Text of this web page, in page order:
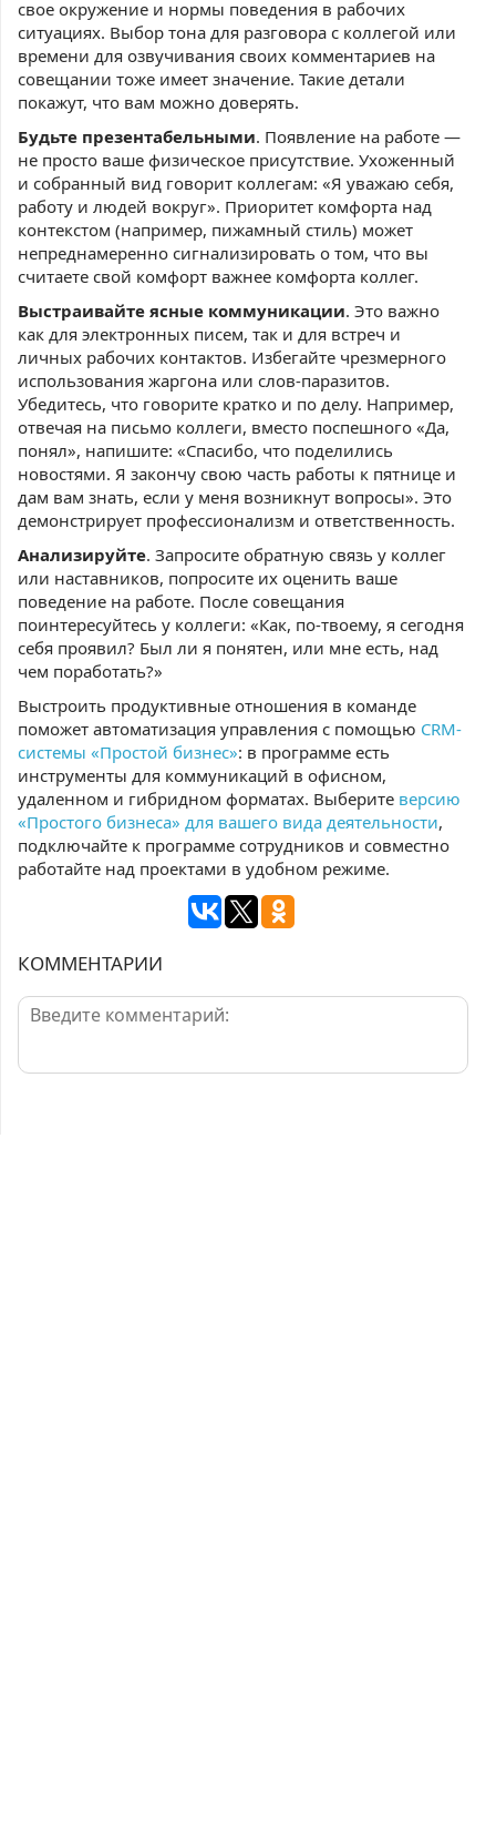
свое окружение и нормы поведения в рабочих
ситуациях. Выбор тона для разговора с коллегой или
времени для озвучивания своих комментариев на
совещании тоже имеет значение. Такие детали
покажут, что вам можно доверять.
Будьте презентабельными. Появление на работе —
не просто ваше физическое присутствие. Ухоженный
и собранный вид говорит коллегам: «Я уважаю себя,
работу и людей вокруг». Приоритет комфорта над
контекстом (например, пижамный стиль) может
непреднамеренно сигнализировать о том, что вы
считаете свой комфорт важнее комфорта коллег.
Выстраивайте ясные коммуникации. Это важно
как для электронных писем, так и для встреч и
личных рабочих контактов. Избегайте чрезмерного
использования жаргона или слов-паразитов.
Убедитесь, что говорите кратко и по делу. Например,
отвечая на письмо коллеги, вместо поспешного «Да,
понял», напишите: «Спасибо, что поделились
новостями. Я закончу свою часть работы к пятнице и
дам вам знать, если у меня возникнут вопросы». Это
демонстрирует профессионализм и ответственность.
Анализируйте. Запросите обратную связь у коллег
или наставников, попросите их оценить ваше
поведение на работе. После совещания
поинтересуйтесь у коллеги: «Как, по-твоему, я сегодня
себя проявил? Был ли я понятен, или мне есть, над
чем поработать?»
Выстроить продуктивные отношения в команде
поможет автоматизация управления с помощью CRM-
системы «Простой бизнес»: в программе есть
инструменты для коммуникаций в офисном,
удаленном и гибридном форматах. Выберите версию
«Простого бизнеса» для вашего вида деятельности,
подключайте к программе сотрудников и совместно
работайте над проектами в удобном режиме.
КОММЕНТАРИИ